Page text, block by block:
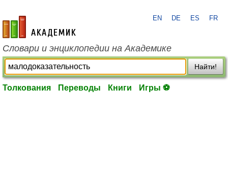
academic.ru
EN DE ES FR
Словари и энциклопедии на Академике
Найти!
Толкования Переводы Книги Игры ⚽